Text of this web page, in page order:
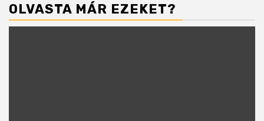
OLVASTA MÁR EZEKET?